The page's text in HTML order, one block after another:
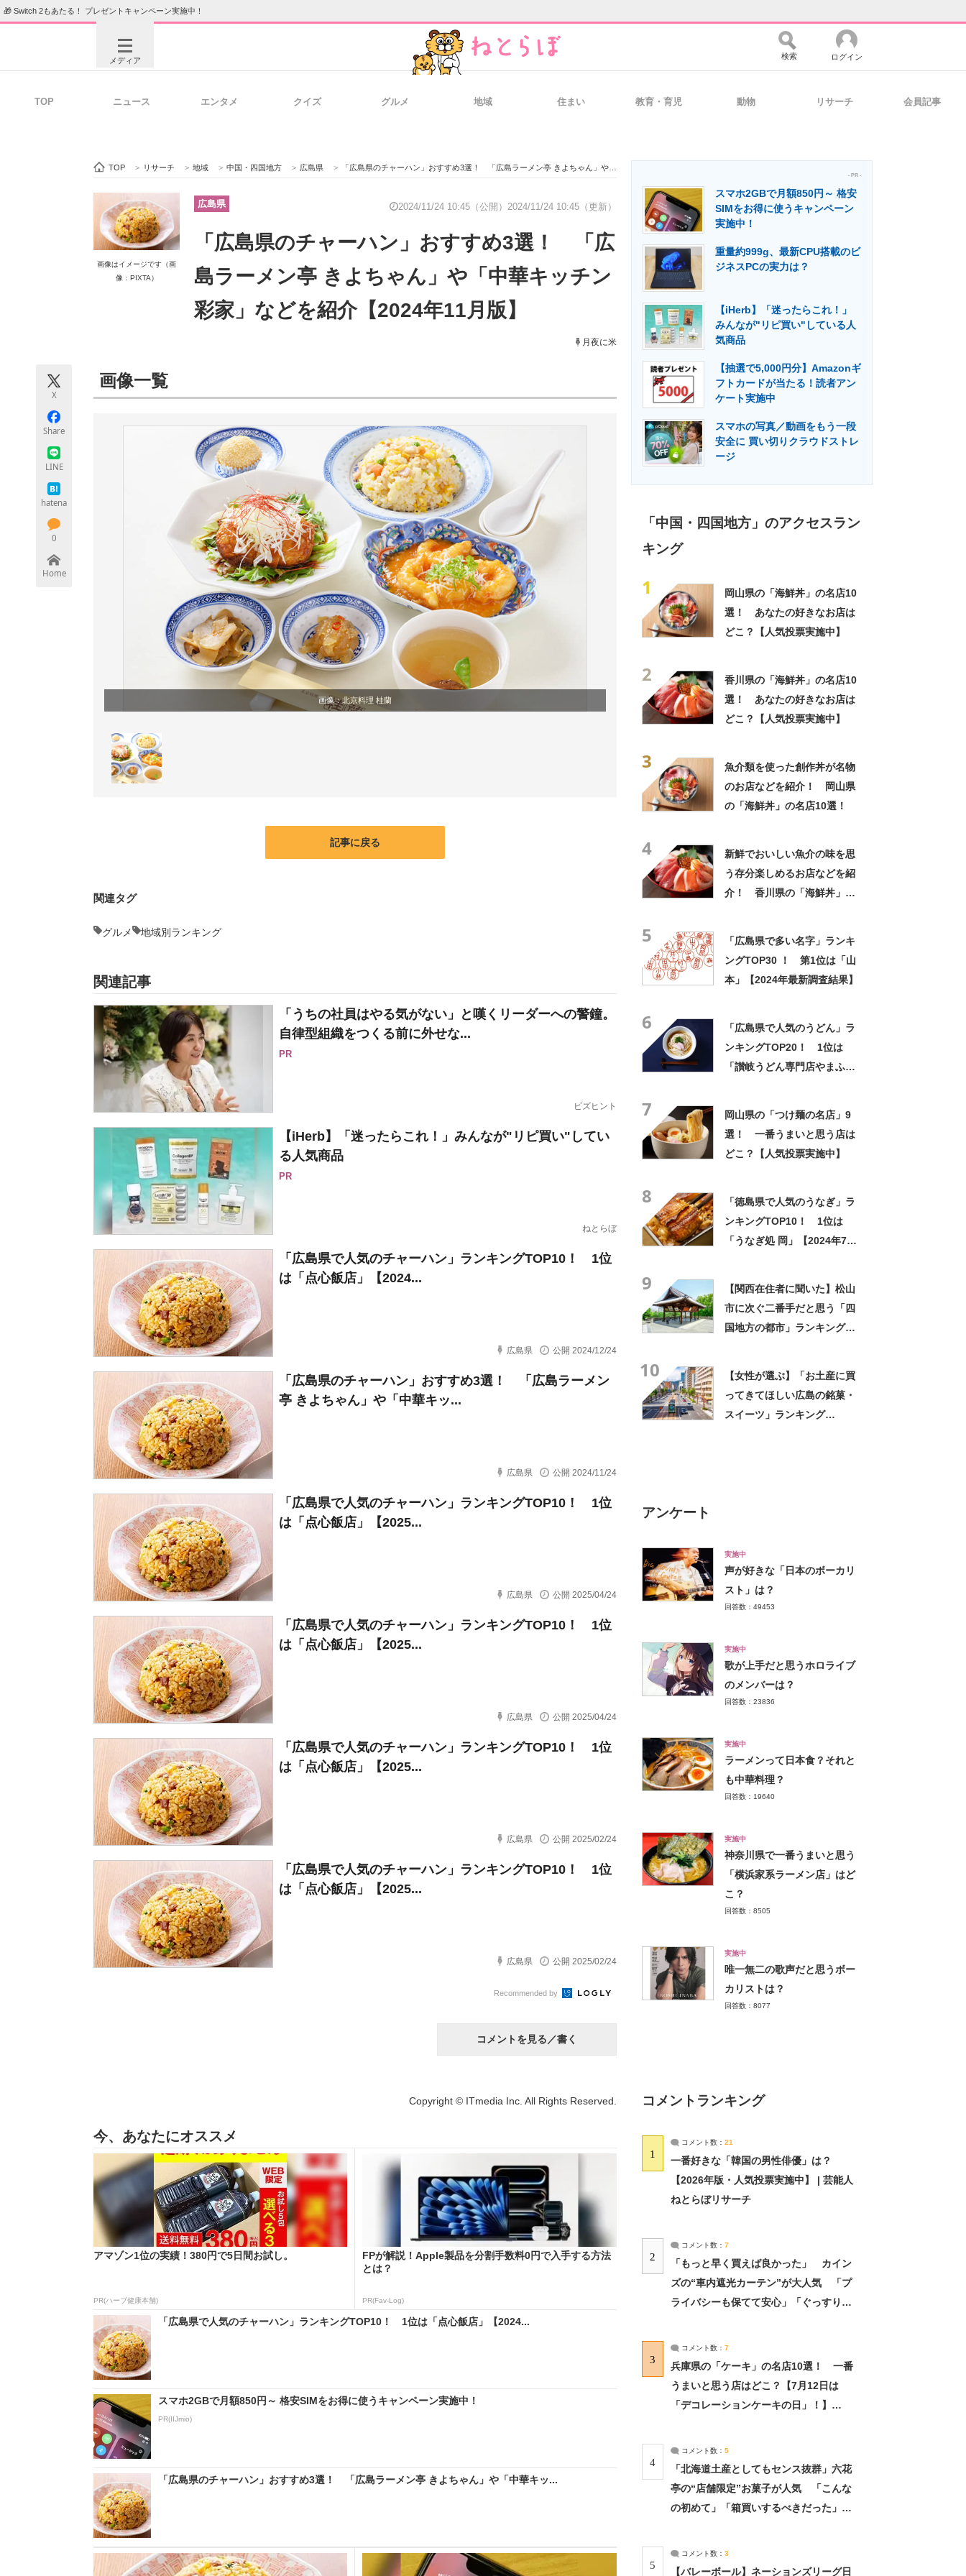
🎁 Switch 2もあたる！ プレゼントキャンペーン実施中！
メディア
ビジネスと働き方のヒント 経営リーダーのコミュニティ マーケ×ITの今がよく分かる
ITエンジニア向け専門サイト 企業向けIT製品の総合サイト IT製品の技術・比較・事例 製造業のIT導入・活用を支援
エネルギーの専門メディア 建設×テクノロジーの最前線
ちょっと気になるネットの話題
検索 ログイン
TOP ニュース エンタメ クイズ グルメ 地域 住まい 教育・育児 動物 リサーチ 会員記事
TOP > リサーチ > 地域 > 中国・四国地方 > 広島県 > 「広島県のチャーハン」おすすめ3選！ 「広島ラーメン亭 きよちゃん」や「中華キッチン 彩家」などを紹介【2024年11月版】
画像はイメージです（画
像：PIXTA）
広島県 2024/11/24 10:45（公開） 2024/11/24 10:45（更新）
「広島県のチャーハン」おすすめ3選！ 「広
島ラーメン亭 きよちゃん」や「中華キッチン
彩家」などを紹介【2024年11月版】
月夜に米
X
Share
LINE
hatena
0
Home
画像一覧
画像：北京料理 桂蘭
記事に戻る
関連タグ
グルメ 地域別ランキング
関連記事
「うちの社員はやる気がない」と嘆くリーダーへの警鐘。
自律型組織をつくる前に外せな...
PR
ビズヒント
【iHerb】「迷ったらこれ！」みんなが"リピ買い"してい
る人気商品
PR
ねとらぼ
「広島県で人気のチャーハン」ランキングTOP10！ 1位
は「点心飯店」【2024...
広島県 公開 2024/12/24
「広島県のチャーハン」おすすめ3選！ 「広島ラーメン
亭 きよちゃん」や「中華キッ...
広島県 公開 2024/11/24
「広島県で人気のチャーハン」ランキングTOP10！ 1位
は「点心飯店」【2025...
広島県 公開 2025/04/24
「広島県で人気のチャーハン」ランキングTOP10！ 1位
は「点心飯店」【2025...
広島県 公開 2025/04/24
「広島県で人気のチャーハン」ランキングTOP10！ 1位
は「点心飯店」【2025...
広島県 公開 2025/02/24
「広島県で人気のチャーハン」ランキングTOP10！ 1位
は「点心飯店」【2025...
広島県 公開 2025/02/24
Recommended by
コメントを見る／書く
Copyright © ITmedia Inc. All Rights Reserved.
今、あなたにオススメ
アマゾン1位の実績！380円で5日間お試し。
PR(ハーブ健康本舗)
FPが解説！Apple製品を分割手数料0円で入手する方法
とは？
PR(Fav-Log)
「広島県で人気のチャーハン」ランキングTOP10！ 1位は「点心飯店」【2024...
スマホ2GBで月額850円～ 格安SIMをお得に使うキャンペーン実施中！
PR(IIJmio)
「広島県のチャーハン」おすすめ3選！ 「広島ラーメン亭 きよちゃん」や「中華キッ...
- PR -
スマホ2GBで月額850円～ 格安
SIMをお得に使うキャンペーン
実施中！
重量約999g、最新CPU搭載のビ
ジネスPCの実力は？
【iHerb】「迷ったらこれ！」
みんなが"リピ買い"している人
気商品
【抽選で5,000円分】Amazonギ
フトカードが当たる！読者アン
ケート実施中
スマホの写真／動画をもう一段
安全に 買い切りクラウドストレ
ージ
「中国・四国地方」のアクセスラン
キング
1
岡山県の「海鮮丼」の名店10
選！ あなたの好きなお店は
どこ？【人気投票実施中】
2
香川県の「海鮮丼」の名店10
選！ あなたの好きなお店は
どこ？【人気投票実施中】
3
魚介類を使った創作丼が名物
のお店などを紹介！ 岡山県
の「海鮮丼」の名店10選！
4
新鮮でおいしい魚介の味を思
う存分楽しめるお店などを紹
介！ 香川県の「海鮮丼」の
5
「広島県で多い名字」ランキ
ングTOP30 ！ 第1位は「山
本」【2024年最新調査結果】
6
「広島県で人気のうどん」ラ
ンキングTOP20！ 1位は
「讃岐うどん専門店やまふ
7
岡山県の「つけ麺の名店」9
選！ 一番うまいと思う店は
どこ？【人気投票実施中】
8
「徳島県で人気のうなぎ」ラ
ンキングTOP10！ 1位は
「うなぎ処 岡」【2024年7月
9
【関西在住者に聞いた】松山
市に次ぐ二番手だと思う「四
国地方の都市」ランキング
10
【女性が選ぶ】「お土産に買
ってきてほしい広島の銘菓・
スイーツ」ランキング
アンケート
実施中
声が好きな「日本のボーカリ
スト」は？
回答数：49453
実施中
歌が上手だと思うホロライブ
のメンバーは？
回答数：23836
実施中
ラーメンって日本食？それと
も中華料理？
回答数：19640
実施中
神奈川県で一番うまいと思う
「横浜家系ラーメン店」はど
こ？
回答数：8505
実施中
唯一無二の歌声だと思うボー
カリストは？
回答数：8077
コメントランキング
1
コメント数： 21
一番好きな「韓国の男性俳優」は？
【2026年版・人気投票実施中】 | 芸能人
ねとらぼリサーチ
2
コメント数： 7
「もっと早く買えば良かった」 カイン
ズの“車内遮光カーテン”が大人気 「プ
ライバシーも保てて安心」「ぐっすり眠
3
コメント数： 7
兵庫県の「ケーキ」の名店10選！ 一番
うまいと思う店はどこ？【7月12日は
「デコレーションケーキの日」！】
4
コメント数： 5
「北海道土産としてもセンス抜群」六花
亭の“店舗限定”お菓子が人気 「こんな
の初めて」「箱買いするべきだった」
5
コメント数： 3
【バレーボール】ネーションズリーグ日